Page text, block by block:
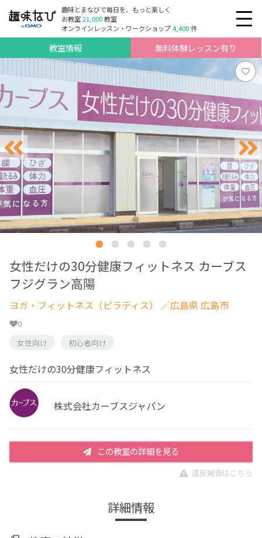
趣味とまなびで毎日を、もっと楽しく
お教室21,000教室
オンラインレッスン・ワークショップ4,400件
教室情報 無料体験レッスン有り
女性だけの30分健康フィットネス カーブス
フジグラン高陽
ヨガ・フィットネス（ピラティス） ／広島県 広島市
0
女性向け
初心者向け
女性だけの30分健康フィットネス
株式会社カーブスジャパン
この教室の詳細を見る
違反報告はこちら
詳細情報